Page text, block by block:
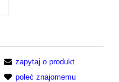
zapytaj o produkt
poleć znajomemu